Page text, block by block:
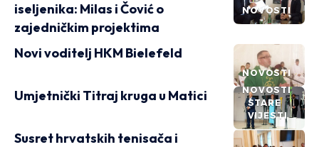
NOVOSTI
iseljenika: Milas i Čović o
zajedničkim projektima
NOVOSTI
Novi voditelj HKM Bielefeld
NOVOSTI
STARE
VIJESTI
Umjetnički Titraj kruga u Matici
Susret hrvatskih tenisača i